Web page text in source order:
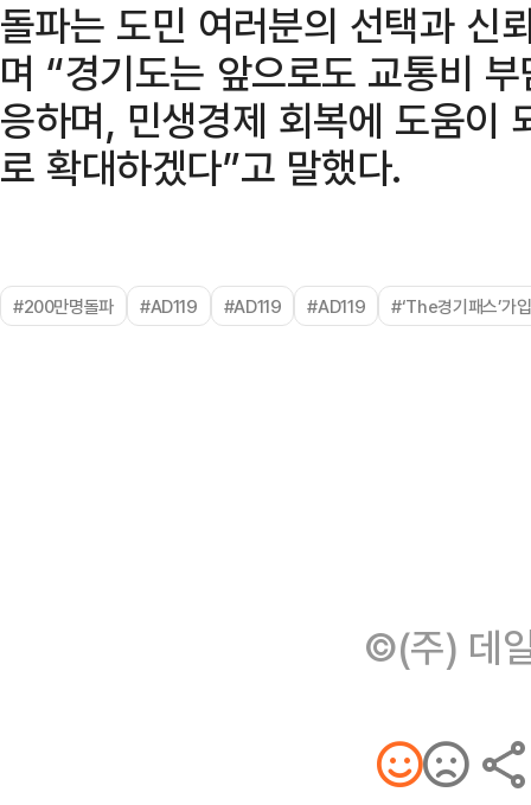
돌파는 도민 여러분의 선택과 신
며 “경기도는 앞으로도 교통비
응하며, 민생경제 회복에 도움이
로 확대하겠다”고 말했다.
#200만명돌파 #AD119 #AD119 #AD119 #‘The경기패스’가
©(주) 데